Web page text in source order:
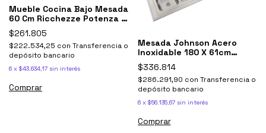
Mueble Cocina Bajo Mesada
60 Cm Ricchezze Potenza 3
Cajones
$261.805
$222.534,25 con Transferencia o
depósito bancario
6 x $43.634,17 sin interés
Comprar
Mesada Johnson Acero
Inoxidable 180 X 61cm
Bacha Doble
$336.814
$286.291,90 con Transferencia o
depósito bancario
6 x $56.135,67 sin interés